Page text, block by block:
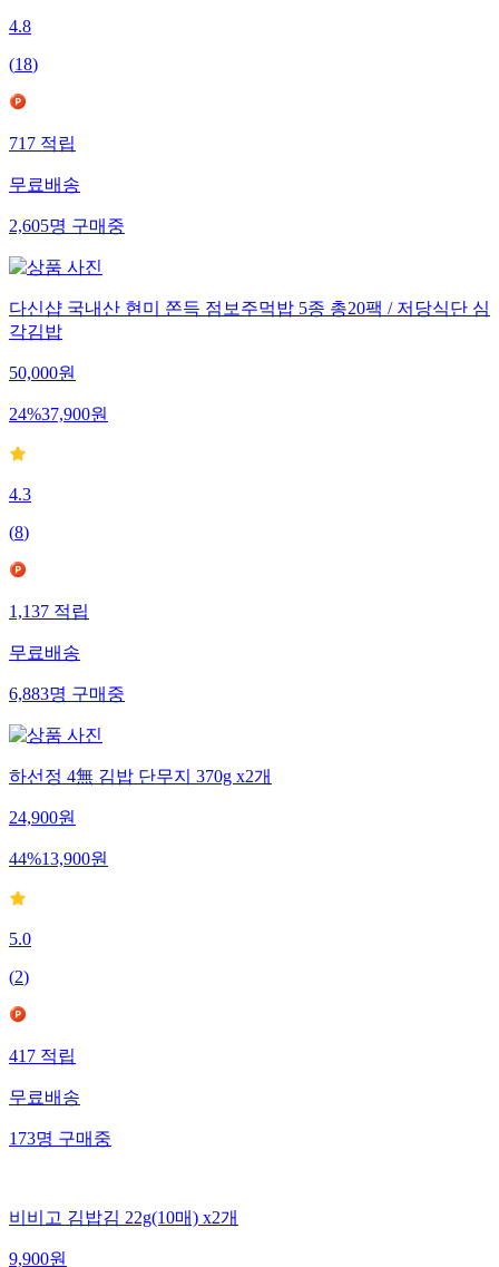
4.8
(18)
717적립
무료배송
2,605명구매중
다신샵 국내산 현미 쫀득 점보주먹밥 5종 총20팩 / 저당식단 심
각김밥
50,000원
24%37,900원
4.3
(8)
1,137적립
무료배송
6,883명구매중
하선정 4無 김밥 단무지 370g x2개
24,900원
44%13,900원
5.0
(2)
417적립
무료배송
173명구매중
비비고 김밥김 22g(10매) x2개